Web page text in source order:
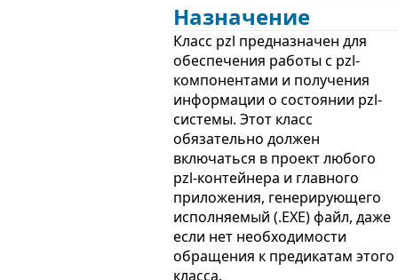
Назначение
Класс pzl предназначен для
обеспечения работы с pzl-
компонентами и получения
информации о состоянии pzl-
системы. Этот класс
обязательно должен
включаться в проект любого
pzl-контейнера и главного
приложения, генерирующего
исполняемый (.EXE) файл, даже
если нет необходимости
обращения к предикатам этого
класса.